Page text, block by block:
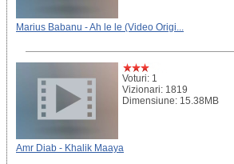
Marius Babanu - Ah le le (Video Origi...
Voturi: 1
Vizionari: 1819
Dimensiune: 15.38MB
Amr Diab - Khalik Maaya